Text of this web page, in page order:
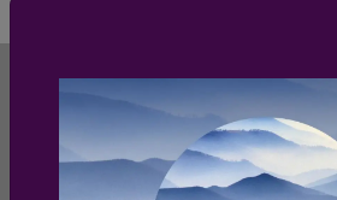
HÍRLEVÉL
Iratkozz fel a Liszt Ferenc